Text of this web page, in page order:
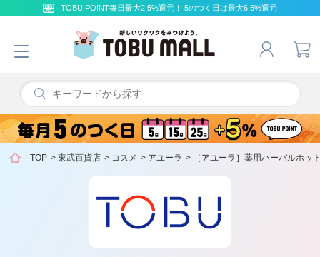
TOBU POINT毎日最大2.5%還元！ 5のつく日は最大6.5%還元
TOP > 東武百貨店 > コスメ > アユーラ > ［アユーラ］薬用ハーバルホッ